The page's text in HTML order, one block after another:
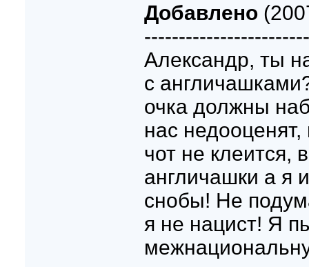
Добавлено
Александр, ты
с
очка должны
нас
чот не клеится,
англичашки а я
снобы! Не
я не нацист! Я